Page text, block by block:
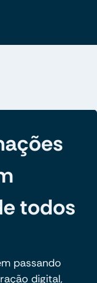
todos
passando
digital,